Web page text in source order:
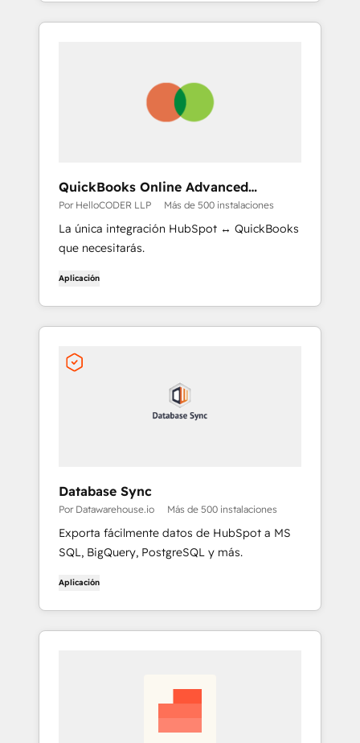
QuickBooks Online Advanced
Automation
Por HelloCODER LLP Más de 500 instalaciones
La única integración HubSpot ↔ QuickBooks
que necesitarás.
Aplicación
Database Sync
Por Datawarehouse.io Más de 500 instalaciones
Exporta fácilmente datos de HubSpot a MS
SQL, BigQuery, PostgreSQL y más.
Aplicación